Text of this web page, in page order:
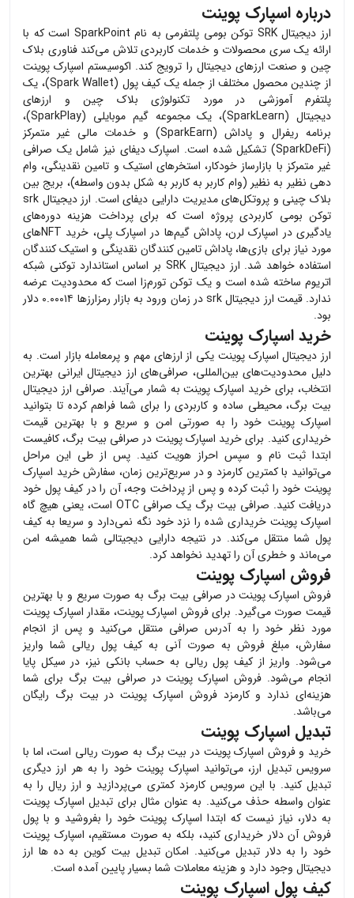
درباره اسپارک پوینت
ارز دیجیتال SRK توکن بومی پلتفرمی به نام SparkPoint است که با
ارائه یک سری محصولات و خدمات کاربردی تلاش می‌کند فناوری بلاک
چین و صنعت ارزهای دیجیتال را ترویج کند. اکوسیستم اسپارک پوینت
از چندین محصول مختلف از جمله یک کیف پول (Spark Wallet)، یک
پلتفرم آموزشی در مورد تکنولوژی بلاک چین و ارزهای
دیجیتال (SparkLearn)، یک مجموعه گیم موبایلی (SparkPlay)،
برنامه ریفرال و پاداش (SparkEarn) و خدمات مالی غیر متمرکز
(SparkDeFi) تشکیل شده است. اسپارک دیفای نیز شامل یک صرافی
غیر متمرکز با بازارساز خودکار، استخرهای استیک و تامین نقدینگی، وام
‌دهی نظیر به نظیر (وام کاربر به کاربر به شکل بدون واسطه)، بریج بین
بلاک چینی و پروتکل‌های مدیریت دارایی دیفای است. ارز دیجیتال srk
توکن بومی کاربردی پروژه است که برای پرداخت هزینه دوره‌های
یادگیری در اسپارک لرن، پاداش گیم‌ها در اسپارک پلی، خرید NFTهای
مورد نیاز برای بازی‌ها، پاداش تامین کنندگان نقدینگی و استیک کنندگان
استفاده خواهد شد. ارز دیجیتال SRK بر اساس استاندارد توکنی شبکه
اتریوم ساخته شده است و یک توکن تورم‌زا است که محدودیت عرضه
ندارد. قیمت ارز دیجیتال srk در زمان ورود به بازار رمزارزها ۰.۰۰۰۱۴ دلار
بود.
خرید اسپارک پوینت
ارز دیجیتال اسپارک پوینت یکی از ارزهای مهم و پرمعامله بازار است. به
دلیل محدودیت‌های بین‌المللی، صرافی‌های ارز دیجیتال ایرانی بهترین
انتخاب، برای خرید اسپارک پوینتبه شمار می‌آیند. صرافی ارز دیجیتال
بیت برگ، محیطی ساده و کاربردی را برای شما فراهم کرده تا بتوانید
اسپارک پوینتخود را به صورتی امن و سریع و با بهترین قیمت
خریداری کنید. برای خرید اسپارک پوینت در صرافی بیت برگ، کافیست
ابتدا ثبت نام و سپس احراز هویت کنید. پس از طی این مراحل
می‌توانید با کمترین کارمزد و در سریع‌ترین زمان، سفارش خرید اسپارک
پوینت خود را ثبت کرده و پس از پرداخت وجه، آن را در کیف پول خود
دریافت کنید. صرافی بیت برگ یک صرافی OTC است، یعنی هیچ گاه
اسپارک پوینت خریداری شده را نزد خود نگه نمی‌دارد و سریعا به کیف
پول شما منتقل می‌کند. در نتیجه دارایی دیجیتالی شما همیشه امن
می‌ماند و خطری آن را تهدید نخواهد کرد.
فروش اسپارک پوینت
فروش اسپارک پوینتدر صرافی بیت برگ به صورت سریع و با بهترین
قیمت صورت می‌گیرد. برای فروش اسپارک پوینت، مقدار اسپارک پوینت
مورد نظر خود را به آدرس صرافی منتقل می‌کنید و پس از انجام
سفارش، مبلغ فروش به صورت آنی به کیف پول ریالی شما واریز
می‌شود. واریز از کیف پول ریالی به حساب بانکی نیز، در سیکل پایا
انجام می‌شود. فروش اسپارک پوینتدر صرافی بیت برگ برای شما
هزینه‌ای ندارد و کارمزد فروش اسپارک پوینتدر بیت برگ رایگان
می‌باشد.
تبدیل اسپارک پوینت
خرید و فروش اسپارک پوینت در بیت برگ به صورت ریالی است، اما با
سرویس تبدیل ارز، می‌توانید اسپارک پوینتخود را به هر ارز دیگری
تبدیل کنید. با این سرویس کارمزد کمتری می‌پردازید و ارز ریال را به
عنوان واسطه حذف می‌کنید. به عنوان مثال برای تبدیل اسپارک پوینت
به دلار، نیاز نیست که ابتدا اسپارک پوینتخود را بفروشید و با پول
فروش آن دلار خریداری کنید، بلکه به صورت مستقیم، اسپارک پوینت
خود را به دلار تبدیل می‌کنید. امکان تبدیل بیت کوین به ده ها ارز
دیجیتال وجود دارد و هزینه معاملات شما بسیار پایین آمده است.
کیف پول اسپارک پوینت